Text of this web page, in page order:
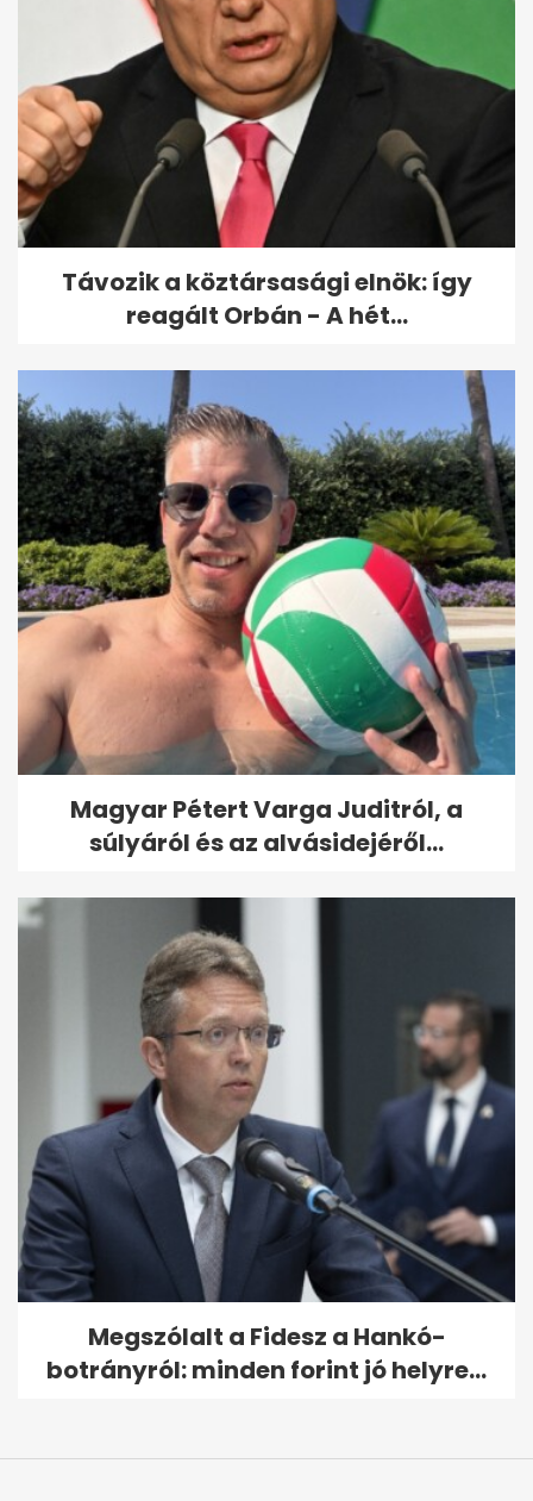
Távozik a köztársasági elnök: így
reagált Orbán - A hét...
Magyar Pétert Varga Juditról, a
súlyáról és az alvásidejéről...
Megszólalt a Fidesz a Hankó-
botrányról: minden forint jó helyre...